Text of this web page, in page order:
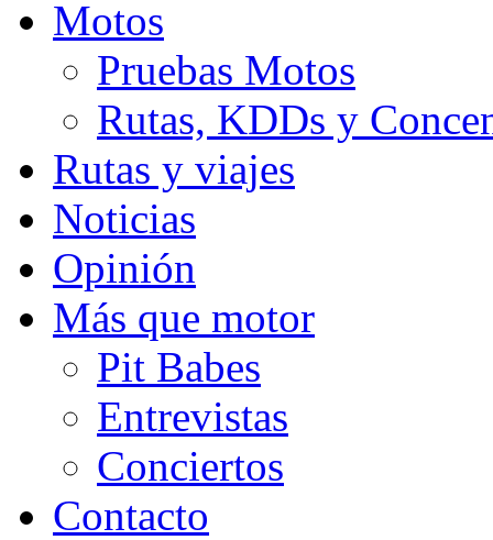
Motos
Pruebas Motos
Rutas, KDDs y
Rutas y viajes
Noticias
Opinión
Más que motor
Pit Babes
Entrevistas
Conciertos
Contacto